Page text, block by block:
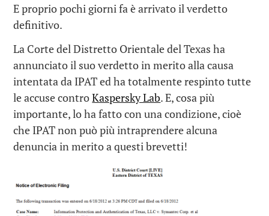
E proprio pochi giorni fa è arrivato il verdetto
definitivo.
La Corte del Distretto Orientale del Texas ha
annunciato il suo verdetto in merito alla causa
intentata da IPAT ed ha totalmente respinto tutte
le accuse controKaspersky Lab. E, cosa più
importante, lo ha fatto con una condizione, cioè
che IPAT non può più intraprendere alcuna
denuncia in merito a questi brevetti!